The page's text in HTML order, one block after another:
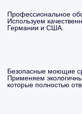
Профессиональное
Используем
Германии и США.
Безопасные моющие
Применяем
которые полностью